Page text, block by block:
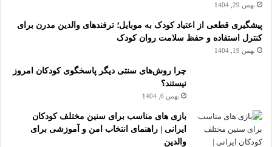
بهمن 29, 1404
پیشگیری قطعی از اعتیاد کودک به موبایل؛ ترفندهای والدین مدرن برای
کنترل استفاده و حفظ سلامت روان کودک
بهمن 19, 1404
چرا روش‌های سنتی دیگر پاسخگوی کودکان امروز
نیستند؟
بهمن 6, 1404
بازی های مناسب برای سنین مختلف کودکان
ایرانی | راهنمای انتخاب امن و آموزشی برای
والدین